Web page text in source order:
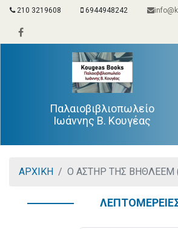
210 3219608 6944948242
Παλαιοβιβλιοπωλείο
Ιωάννης Β. Κουγέας
ΑΡΧΙΚΗ Ο ΑΣΤΗΡ ΤΗΣ ΒΗΘΛΕΕΜ